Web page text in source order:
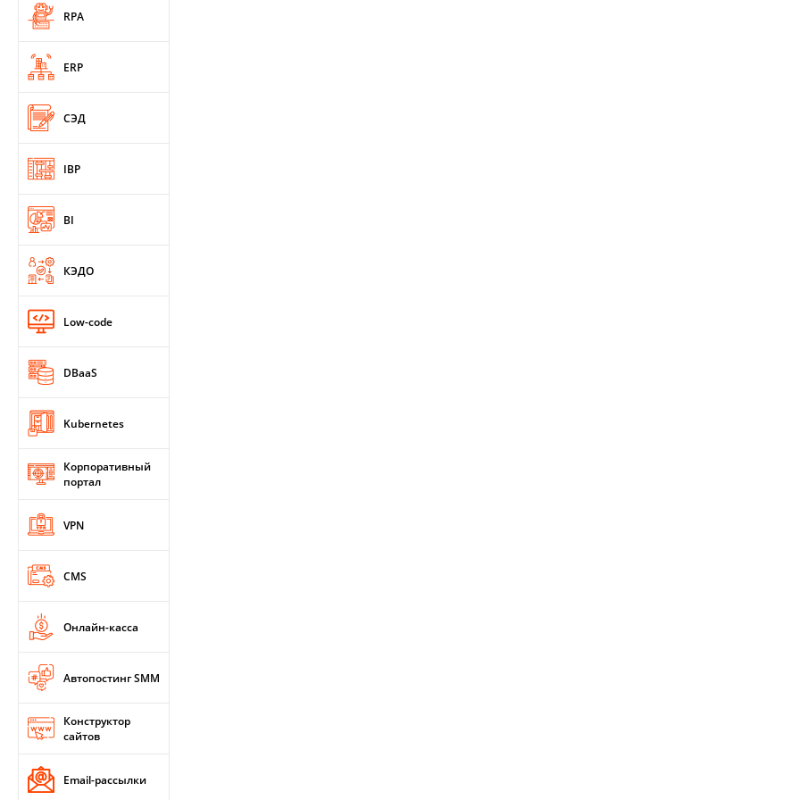
RPA
ERP
СЭД
IBP
BI
КЭДО
Low-code
DBaaS
Kubernetes
Корпоративный
портал
VPN
CMS
Онлайн-касса
Автопостинг SMM
Конструктор
сайтов
Email-рассылки